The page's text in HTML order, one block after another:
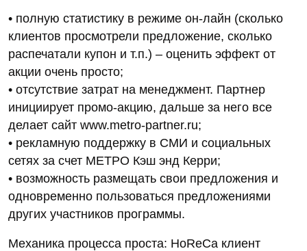
• полную статистику в режиме он-лайн (сколько
клиентов просмотрели предложение, сколько
распечатали купон и т.п.) – оценить эффект от
акции очень просто;
• отсутствие затрат на менеджмент. Партнер
инициирует промо-акцию, дальше за него все
делает сайт www.metro-partner.ru;
• рекламную поддержку в СМИ и социальных
сетях за счет МЕТРО Кэш энд Керри;
• возможность размещать свои предложения и
одновременно пользоваться предложениями
других участников программы.
Механика процесса проста: HoReCa клиент